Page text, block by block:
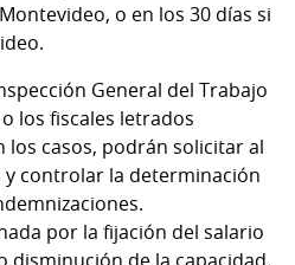
o en los 30 días si
General del Trabajo
los fiscales letrados
los casos, podrán solicitar al
y controlar la determinación
por la fijación del salario
disminución de la capacidad,